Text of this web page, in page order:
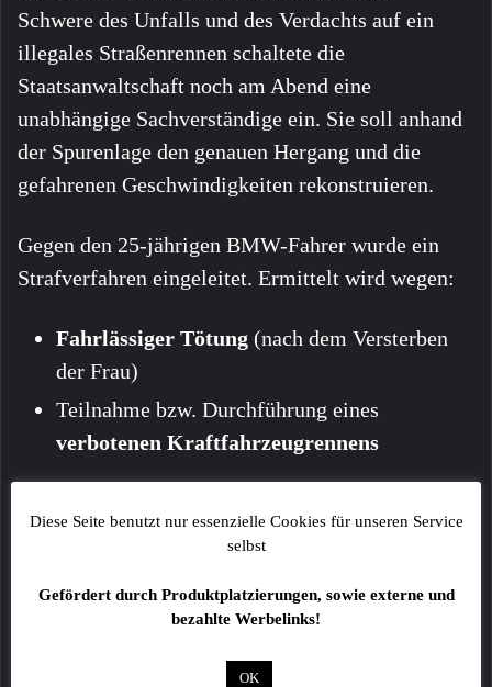
Schwere des Unfalls und des Verdachts auf ein
illegales Straßenrennen schaltete die
Staatsanwaltschaft noch am Abend eine
unabhängige Sachverständige ein. Sie soll anhand
der Spurenlage den genauen Hergang und die
gefahrenen Geschwindigkeiten rekonstruieren.
Gegen den 25-jährigen BMW-Fahrer wurde ein
Strafverfahren eingeleitet. Ermittelt wird wegen:
Fahrlässiger Tötung (nach dem Versterben
der Frau)
Teilnahme bzw. Durchführung eines
verbotenen Kraftfahrzeugrennens
von den Polizeibeamten sichergestellt. Die
zahlreichen Einsatzkräften vor Ort, um die
Staatsstraße für die Dauer der Rettungs- und
Bergungsarbeiten komplett abzusperren und den
Diese Seite benutzt nur essenzielle Cookies für unseren Service
selbst
Gefördert durch Produktplatzierungen, sowie externe und
bezahlte Werbelinks!
OK